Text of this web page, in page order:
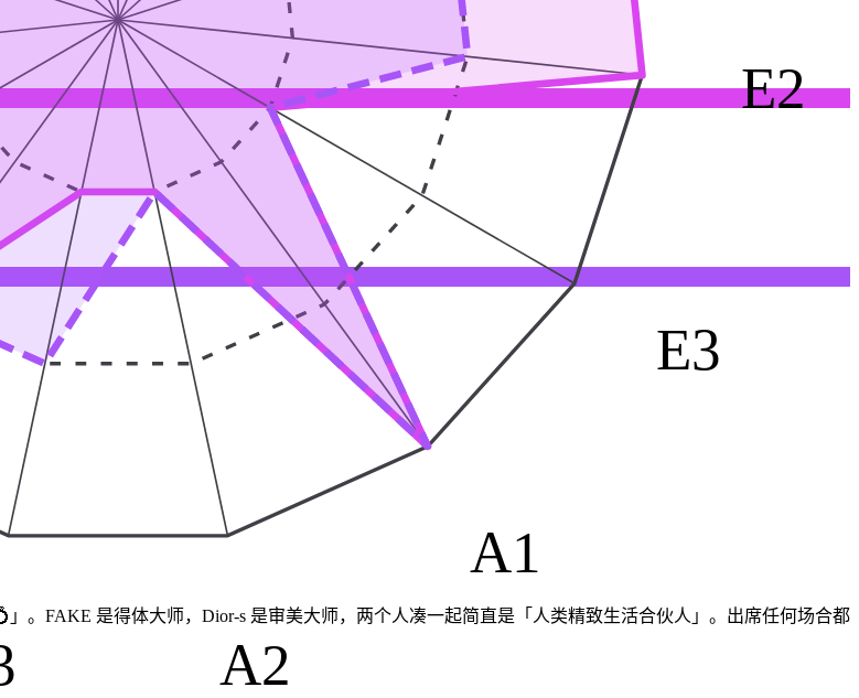
E2
E3
A1
A2
。FAKE 是得体大师，Dior-s 是审美大师，两个人凑一起简直是「人类精致生活合伙人」。出席任何场合都